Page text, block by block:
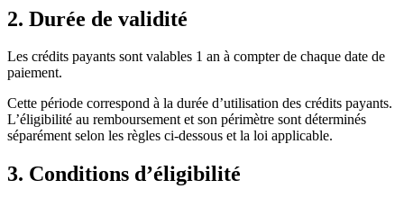
2. Durée de validité
Les crédits payants sont valables 1 an à compter de chaque date de
paiement.
Cette période correspond à la durée d’utilisation des crédits payants.
L’éligibilité au remboursement et son périmètre sont déterminés
séparément selon les règles ci-dessous et la loi applicable.
3. Conditions d’éligibilité